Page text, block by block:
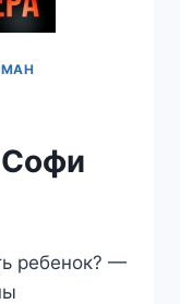
ребенок? —